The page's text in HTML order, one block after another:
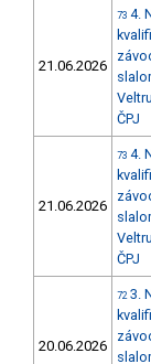
21.06.2026
73 4.
ČPJ
21.06.2026
73 4.
ČPJ
20.06.2026
72 3.